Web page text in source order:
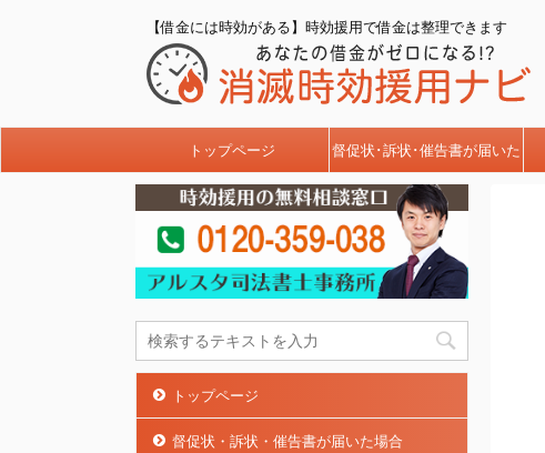
【借金には時効がある】時効援用で借金は整理できます
トップページ 督促状･訴状･催告書が届いた
トップページ
督促状・訴状・催告書が届いた場合